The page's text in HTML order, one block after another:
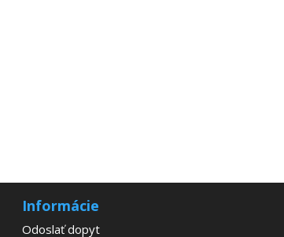
Informácie
Odoslať dopyt